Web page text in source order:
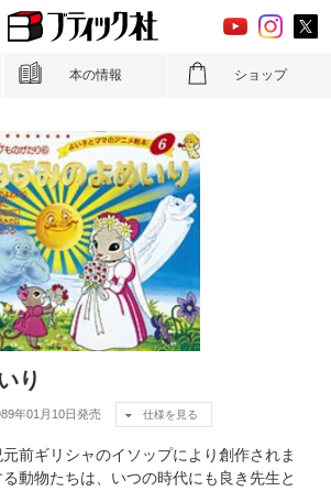
本の情報 ショップ
り
年01月10日発売 仕様を見る
前ギリシャのイソップにより創作されま
動物たちは、いつの時代にも良き先生と